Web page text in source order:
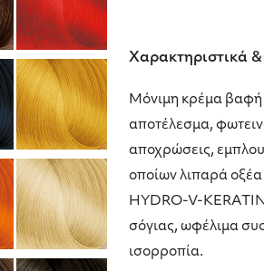
Χαρακτηριστικά
Μόνιμη κρέμα βαφή
αποτέλεσμα,
αποχρώσεις,
οποίων λιπαρά οξέα
HYDRO-V-KERATIN,
σόγιας, ωφέλιμα
ισορροπία.